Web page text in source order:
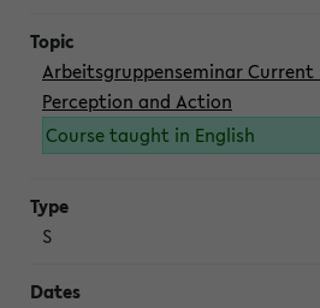
Arbeitsgruppenseminar Current
Perception and Action
Course taught in English
S